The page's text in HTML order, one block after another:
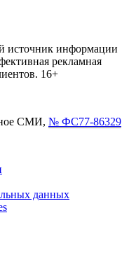
источник информации
рекламная
16+
СМИ, № ФС77-86329
данных